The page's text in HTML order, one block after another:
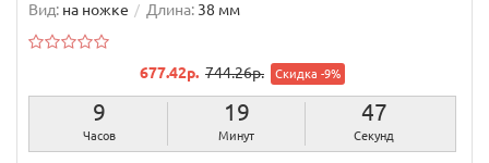
Вид: на ножке Длина: 38 мм
677.42р. 744.26р. Скидка -9%
9
Часов
19
Минут
46
Секунд